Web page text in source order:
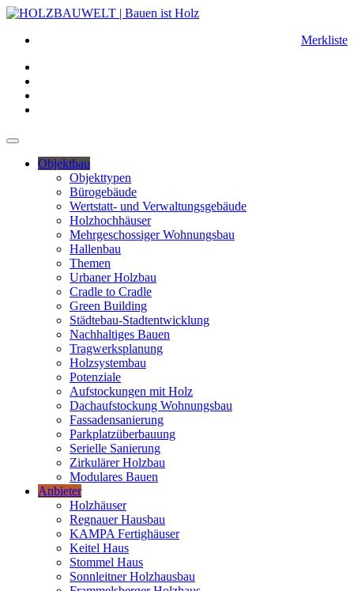
Merkliste
Objektbau
Objekttypen
Bürogebäude
Wertstatt- und Verwaltungsgebäude
Holzhochhäuser
Mehrgeschossiger Wohnungsbau
Hallenbau
Themen
Urbaner Holzbau
Cradle to Cradle
Green Building
Städtebau-Stadtentwicklung
Nachhaltiges Bauen
Tragwerksplanung
Holzsystembau
Potenziale
Aufstockungen mit Holz
Dachaufstockung Wohnungsbau
Fassadensanierung
Parkplatzüberbauung
Serielle Sanierung
Zirkulärer Holzbau
Modulares Bauen
Anbieter
Holzhäuser
Regnauer Hausbau
KAMPA Fertighäuser
Keitel Haus
Stommel Haus
Sonnleitner Holzhausbau